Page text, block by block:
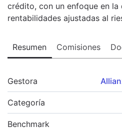
crédito, con un enfoque en
rentabilidades ajustadas al
Resumen Comisiones
Gestora
Categoría
Benchmark